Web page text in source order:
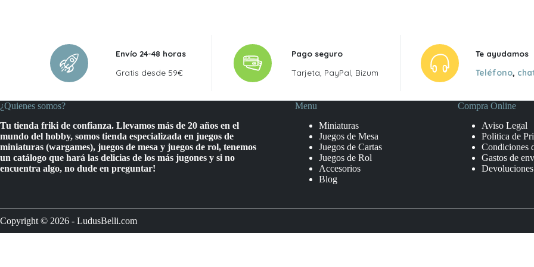
Envío 24-48 horas
Gratis desde 59€
Pago seguro
Tarjeta, PayPal, Bizum
Te ayudamos
Teléfono,
¿Quienes somos?
Tu tienda friki de confianza. Llevamos más de 20 años en el
mundo del hobby, somos tienda especializada en juegos de
miniaturas (wargames), juegos de mesa y juegos de rol, tenemos
un catálogo que hará las delicias de los más jugones y si no
encuentra algo, no dude en preguntar!
Menu
Miniaturas
Juegos de Mesa
Juegos de Cartas
Juegos de Rol
Accesorios
Blog
Compra Online
Aviso Legal
Politica de
Condiciones
Gastos de
Devoluciones
Copyright © 2026 - LudusBelli.com